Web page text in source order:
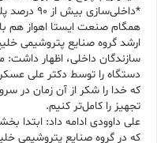
همگام صنعت ایستا اهواز هم
ارشد گروه صنایع پتروشیمی
سازندگان داخلی، اظهار
دستگاه را توسط دکتر علی
که خدا را شکر از آن زمان در
تجهیز را کامل‌تر کنیم.
علی داوودی ادامه داد: ابتدا
که در گروه صنایع پتروشیمی